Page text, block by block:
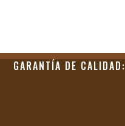
GARANTÍA DE CALIDAD: